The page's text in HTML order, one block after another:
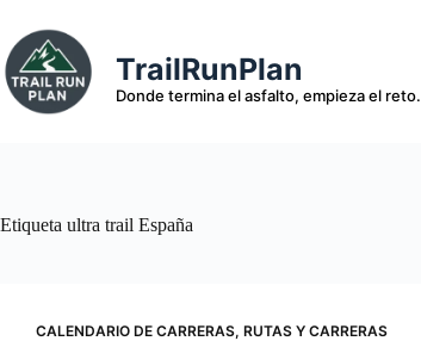
contenido
TrailRunPlan
Donde termina el asfalto, empieza el reto.
Etiqueta ultra trail España
CALENDARIO DE CARRERAS, RUTAS Y CARRERAS